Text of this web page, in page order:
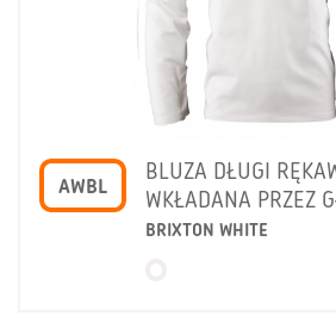
AWBL
BLUZA DŁUGI
WKŁADANA PRZEZ
BRIXTON WHITE